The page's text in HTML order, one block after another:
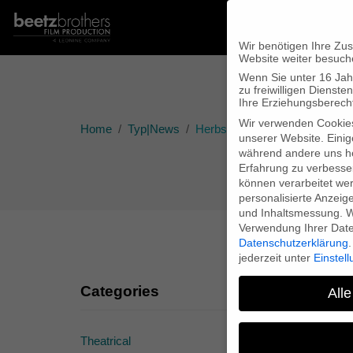
Home Typ|News Herbstgold von Jan
Categories
Theatrical
Wir benötigen Ihre
Website weiter
Wenn Sie unter 16
zu freiwilligen
Ihre
Wir verwenden
unserer Website.
während andere uns
Erfahrung zu
können verarbeitet
personalisierte
und Inhaltsmessung.
Verwendung Ihrer
Datenschutzerklärung
jederzeit unter